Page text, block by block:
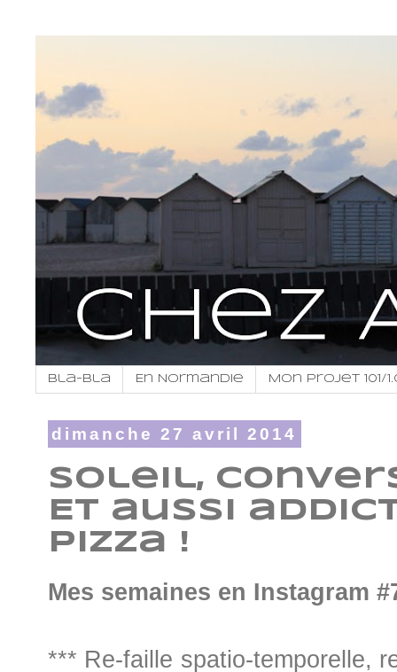
Bla-bla En Normandie Mon projet 101/
dimanche 27 avril 2014
Soleil,
Et aussi
pizza !
Mes semaines en Instagram
*** Re-faille spatio-temporelle,